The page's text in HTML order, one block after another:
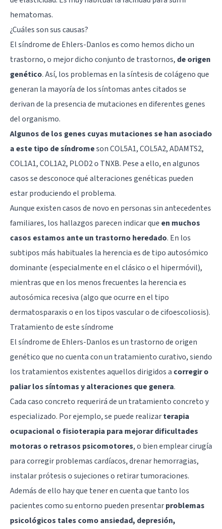
hematomas.
¿Cuáles son sus causas?
El síndrome de Ehlers-Danlos es como hemos dicho un
trastorno, o mejor dicho conjunto de trastornos, de origen
genético. Así, los problemas en la síntesis de colágeno que
generan la mayoría de los síntomas antes citados se
derivan de la presencia de mutaciones en diferentes genes
del organismo.
Algunos de los genes cuyas mutaciones se han asociado
a este tipo de síndromeson COL5A1, COL5A2, ADAMTS2,
COL1A1, COL1A2, PLOD2 o TNXB. Pese a ello, en algunos
casos se desconoce qué alteraciones genéticas pueden
estar produciendo el problema.
Aunque existen casos de novo en personas sin antecedentes
familiares, los hallazgos parecen indicar que en muchos
casos estamos ante un trastorno heredado. En los
subtipos más habituales la herencia es de tipo autosómico
dominante (especialmente en el clásico o el hipermóvil),
mientras que en los menos frecuentes la herencia es
autosómica recesiva (algo que ocurre en el tipo
dermatosparaxis o en los tipos vascular o de cifoescoliosis).
Tratamiento de este síndrome
El síndrome de Ehlers-Danlos es un trastorno de origen
genético que no cuenta con un tratamiento curativo, siendo
los tratamientos existentes aquellos dirigidos a corregir o
paliar los síntomas y alteraciones que genera.
Cada caso concreto requerirá de un tratamiento concreto y
especializado. Por ejemplo, se puede realizarterapia
ocupacional o fisioterapia para mejorar dificultades
motoras o retrasos psicomotores, o bien emplear cirugía
para corregir problemas cardíacos, drenar hemorragias,
instalar prótesis o sujeciones o retirar tumoraciones.
Además de ello hay que tener en cuenta que tanto los
pacientes como su entorno pueden presentarproblemas
psicológicos tales como ansiedad, depresión,